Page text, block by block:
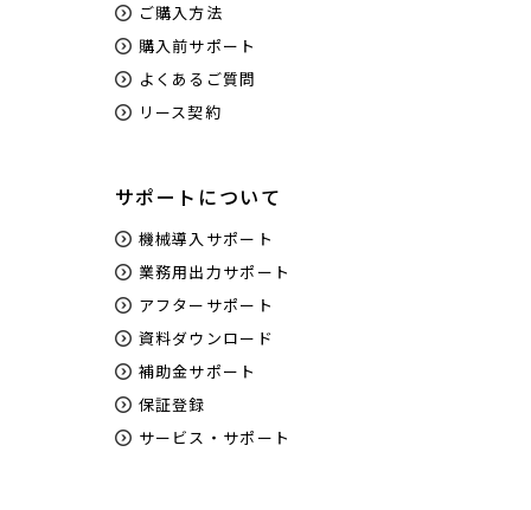
ご購入方法
購入前サポート
よくあるご質問
リース契約
サポートについて
機械導入サポート
業務用出力サポート
アフターサポート
資料ダウンロード
補助金サポート
保証登録
サービス・サポート